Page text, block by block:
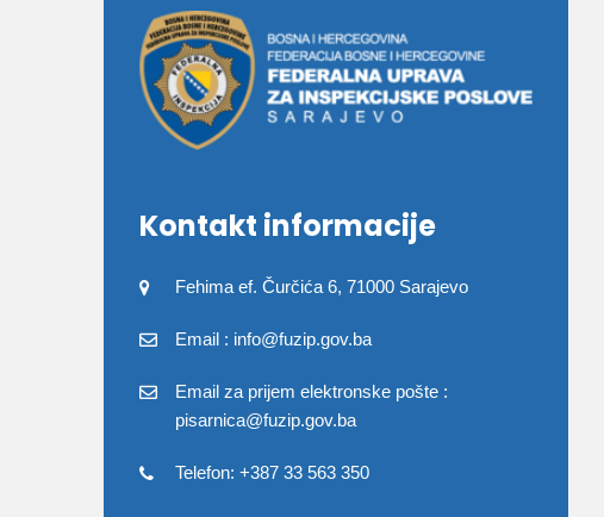
Kontakt informacije
Fehima ef. Čurčića 6, 71000 Sarajevo
Email : info@fuzip.gov.ba
Email za prijem elektronske pošte :
pisarnica@fuzip.gov.ba
Telefon: +387 33 563 350